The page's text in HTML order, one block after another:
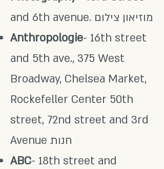
and 6th avenue. מוזיאון צילום
Anthropologie- 16th street
and 5th ave., 375 West
Broadway, Chelsea Market,
Rockefeller Center 50th
street, 72nd street and 3rd
Avenue חנות
ABC- 18th street and